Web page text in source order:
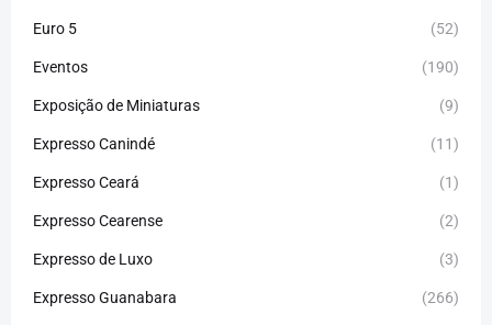
Euro 5 (52)
Eventos (190)
Exposição de Miniaturas (9)
Expresso Canindé (11)
Expresso Ceará (1)
Expresso Cearense (2)
Expresso de Luxo (3)
Expresso Guanabara (266)